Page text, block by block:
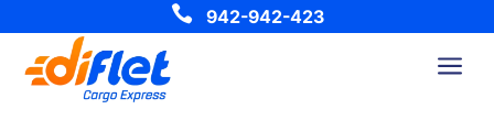
 942-942-423
a